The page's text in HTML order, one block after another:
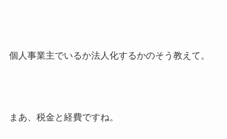
個人事業主でいるか法人化するかのそう教えて。
まあ、税金と経費ですね。